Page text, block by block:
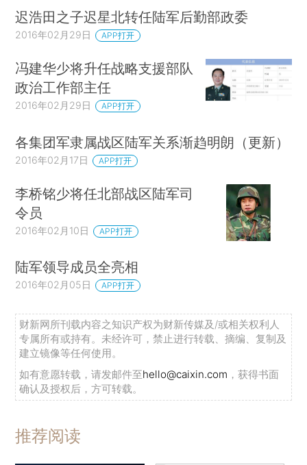
迟浩田之子迟星北转任陆军后勤部政委
2016年02月29日 APP打开
冯建华少将升任战略支援部队
政治工作部主任
2016年02月29日 APP打开
各集团军隶属战区陆军关系渐趋明朗（更新）
2016年02月17日 APP打开
李桥铭少将任北部战区陆军司
令员
2016年02月10日 APP打开
陆军领导成员全亮相
2016年02月05日 APP打开
财新网所刊载内容之知识产权为财新传媒及/或相关权利人
专属所有或持有。未经许可，禁止进行转载、摘编、复制及
建立镜像等任何使用。
如有意愿转载，请发邮件至hello@caixin.com ，获得书面
确认及授权后，方可转载。
推荐阅读